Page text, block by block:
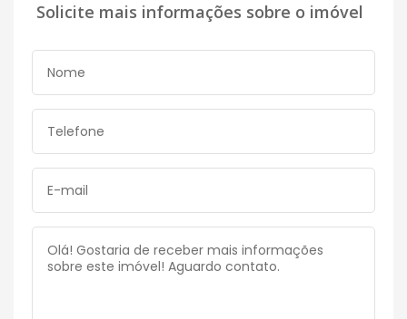
Solicite mais informações sobre o imóvel